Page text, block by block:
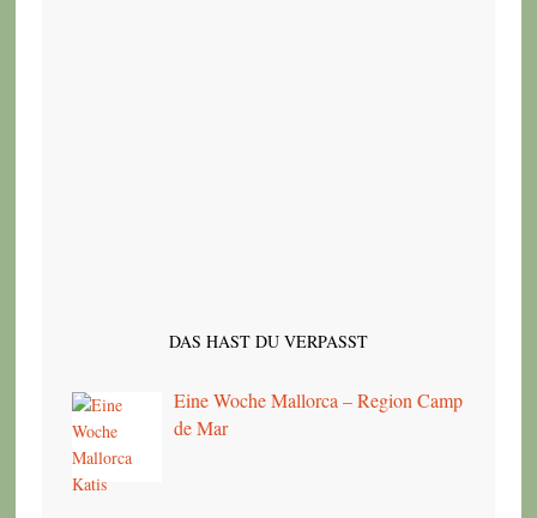
DAS HAST DU VERPASST
Eine Woche Mallorca – Region Camp
de Mar